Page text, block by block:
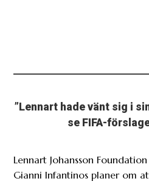
”Lennart hade vänt sig i
se FIFA-
Lennart Johansson
Gianni Infantinos planer om